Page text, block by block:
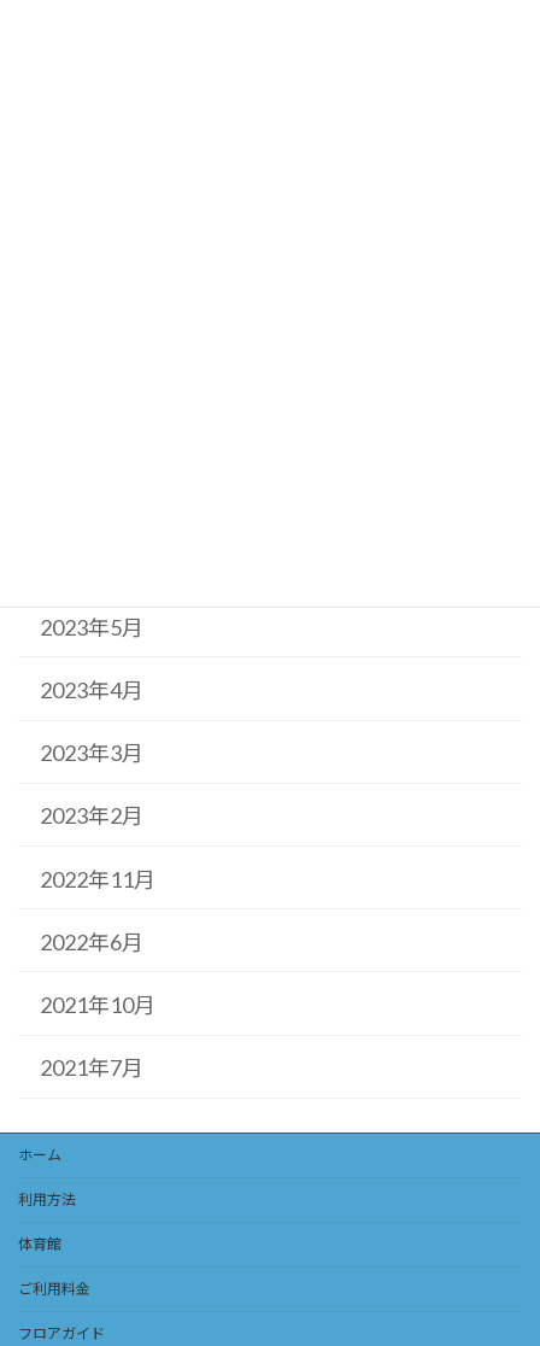
2023年5月
2023年4月
2023年3月
2023年2月
2022年11月
2022年6月
2021年10月
2021年7月
ホーム
利用方法
体育館
ご利用料金
フロアガイド